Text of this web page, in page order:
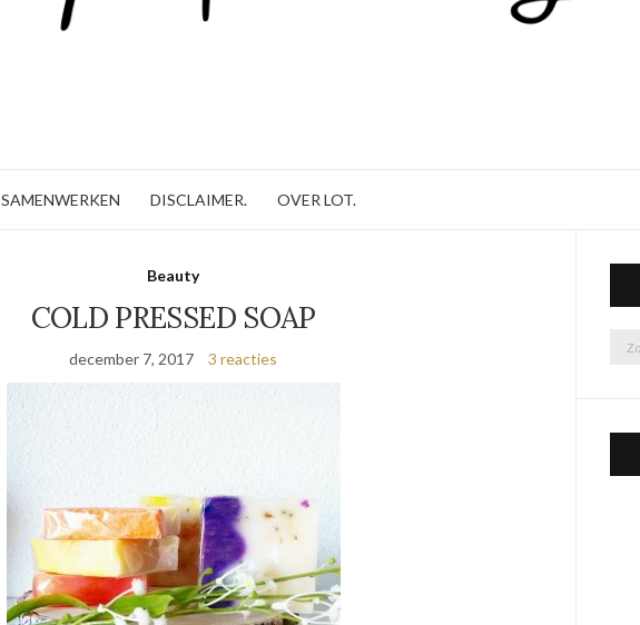
SAMENWERKEN DISCLAIMER. OVER LOT.
Beauty
COLD PRESSED SOAP
december 7, 2017 3 reacties
Zoek